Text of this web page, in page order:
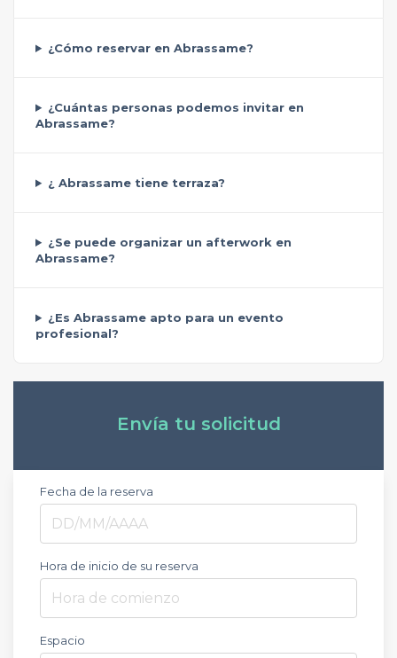
¿Cómo reservar en Abrassame?
¿Cuántas personas podemos invitar en
Abrassame?
¿ Abrassame tiene terraza?
¿Se puede organizar un afterwork en
Abrassame?
¿Es Abrassame apto para un evento
profesional?
Envía tu solicitud
Fecha de la reserva
Hora de inicio de su reserva
Hora de comienzo
Espacio